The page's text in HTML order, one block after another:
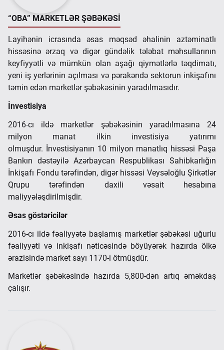
“OBA” MARKETLƏR ŞƏBƏKƏSİ
Layihənin icrasında əsas məqsəd əhalinin aztəminatlı
hissəsinə ərzaq və digər gündəlik tələbat məhsullarının
keyfiyyətli və mümkün olan aşağı qiymətlərlə təqdimatı,
yeni iş yerlərinin açılması və pərakəndə sektorun inkişafını
təmin edən marketlər şəbəkəsinin yaradılmasıdır.
İnvestisiya
2016-cı ildə marketlər şəbəkəsinin yaradılmasına 24
milyon manat ilkin investisiya yatırımı
olmuşdur. İnvestisiyanın 10 milyon manatlıq hissəsi Paşa
Bankın dəstəyilə Azərbaycan Respublikası Sahibkarlığın
İnkişafı Fondu tərəfindən, digər hissəsi Veysəloğlu Şirkətlər
Qrupu tərəfindən daxili vəsait hesabına
maliyyələşdirilmişdir.
Əsas göstəricilər
2016-cı ildə fəaliyyətə başlamış marketlər şəbəkəsi uğurlu
fəaliyyəti və inkişafı nəticəsində böyüyərək hazırda ölkə
ərazisində market sayı 1170-i ötmüşdür.
Marketlər şəbəkəsində hazırda 5,800-dən artıq əməkdaş
çalışır.